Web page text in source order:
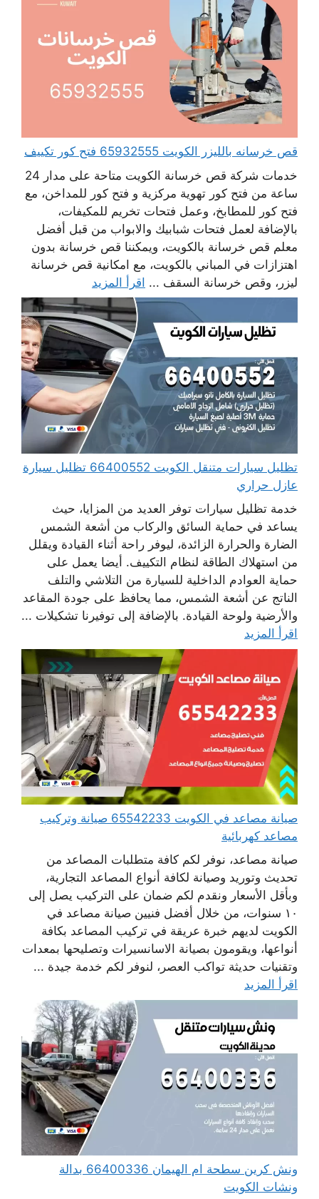
قص خرسانه بالليزر الكويت 65932555 فتح كور تكييف
خدمات شركة قص خرسانة الكويت متاحة على مدار 24
ساعة من فتح كور تهوية مركزية و فتح كور للمداخن، مع
فتح كور للمطابخ، وعمل فتحات تخريم للمكيفات،
بالإضافة لعمل فتحات شبابيك والابواب من قبل أفضل
معلم قص خرسانة بالكويت، ويمكننا قص خرسانة بدون
اهتزازات في المباني بالكويت، مع امكانية قص خرسانة
ليزر، وقص خرسانة السقف ... اقرأ المزيد
تظليل سيارات متنقل الكويت 66400552 تظليل سيارة
عازل حراري
خدمة تظليل سيارات توفر العديد من المزايا، حيث
يساعد في حماية السائق والركاب من أشعة الشمس
الضارة والحرارة الزائدة، ليوفر راحة أثناء القيادة ويقلل
من استهلاك الطاقة لنظام التكييف. أيضا يعمل على
حماية العوادم الداخلية للسيارة من التلاشي والتلف
الناتج عن أشعة الشمس، مما يحافظ على جودة المقاعد
والأرضية ولوحة القيادة. بالإضافة إلى توفيرنا تشكيلات ...
اقرأ المزيد
صيانة مصاعد في الكويت 65542233 صيانة وتركيب
مصاعد كهربائية
صيانة مصاعد، نوفر لكم كافة متطلبات المصاعد من
تحديث وتوريد وصيانة لكافة أنواع المصاعد التجارية،
وبأقل الأسعار ونقدم لكم ضمان على التركيب يصل إلى
١٠ سنوات، من خلال أفضل فنيين صيانة مصاعد في
الكويت لديهم خبرة عريقة في تركيب المصاعد بكافة
أنواعها، ويقومون بصيانة الاسانسيرات وتصليحها بمعدات
وتقنيات حديثة تواكب العصر، لنوفر لكم خدمة جيدة ...
اقرأ المزيد
ونش كرين سطحة ام الهيمان 66400336 بدالة
ونشات الكويت